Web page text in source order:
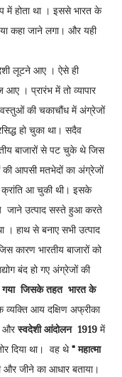
में होता था । इससे भारत के
कहा जाने लगा। और यही
लूटने आए । ऐसे ही
आए । प्रारंभ में तो व्यापार
वस्तुओं की चकाचौंध में अंग्रेजों
हो चुका था। सदैव
बाजारों से पट चुके थे जिस
की आपसी मतभेदों का अंग्रेजों
क्रांति आ चुकी थी। इसके
जाने उत्पाद सस्ते हुआ करते
। हाथ से बनाए सभी उत्पाद
कारण भारतीय बाजारों को
बंद हो गए अंग्रेजों की
गया जिसके तहत भारत के
व्यक्ति आय दक्षिण अफ्रीका
औरस्वदेशी आंदोलन 1919 में
दिया था। वह थे" महात्मा
और जीने का आधार बताया।